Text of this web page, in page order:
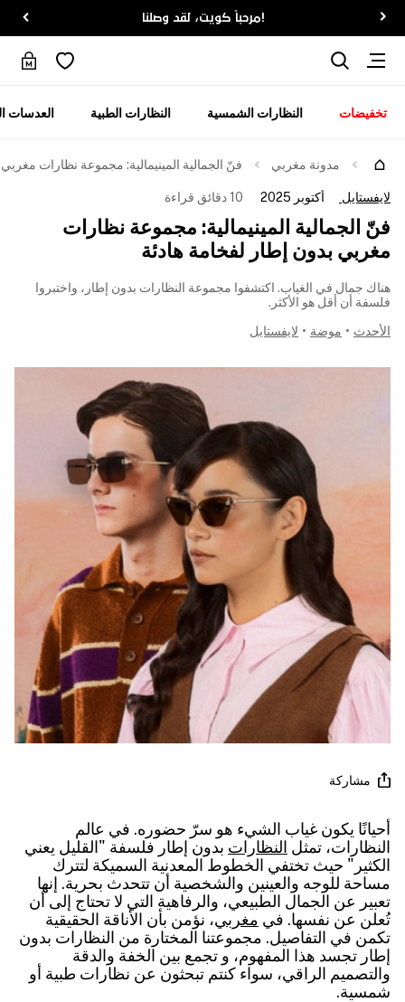
!مرحباً كويت، لقد وصلنا
تخفيضات النظارات الشمسية النظارات الطبية العدسات
مدونة مغربي فنّ الجمالية المينيمالية: مجموعة نظارات
لايفستايل أكتوبر 2025 10 دقائق قراءة
فنّ الجمالية المينيمالية: مجموعة نظارات
مغربي بدون إطار لفخامة هادئة
هناك جمال في الغياب. اكتشفوا مجموعة النظارات بدون إطار، واختبروا
فلسفة أن أقل هو الأكثر.
الأحدث • موضة • لايفستايل
مشاركة
أحيانًا يكون غياب الشيء هو سرّ حضوره. في عالم
النظارات، تمثل النظارات بدون إطار فلسفة "القليل يعني
الكثير" حيث تختفي الخطوط المعدنية السميكة لتترك
مساحة للوجه والعينين والشخصية أن تتحدث بحرية. إنها
تعبير عن الجمال الطبيعي، والرفاهية التي لا تحتاج إلى أن
تُعلن عن نفسها. في مغربي، نؤمن بأن الأناقة الحقيقية
تكمن في التفاصيل. مجموعتنا المختارة من النظارات بدون
إطار تجسد هذا المفهوم، و تجمع بين الخفة والدقة
والتصميم الراقي، سواء كنتم تبحثون عن نظارات طبية أو
شمسية.